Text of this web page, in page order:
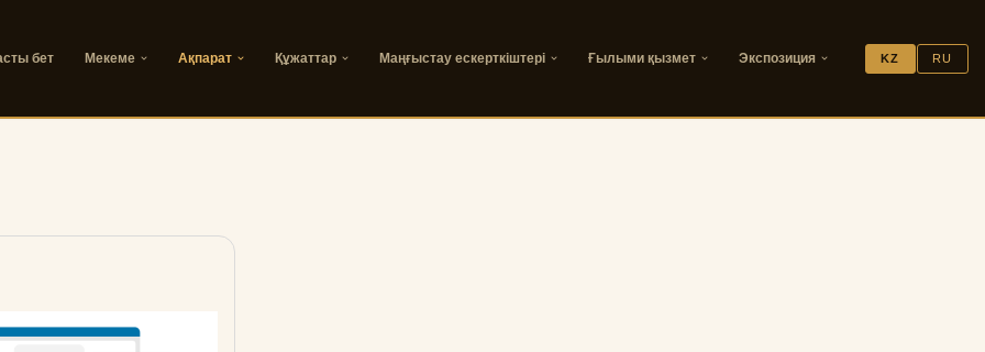
бет Мекеме Ақпарат Құжаттар Маңғыстау ескерткіштері Ғылыми қызмет Экспозиция KZ RU